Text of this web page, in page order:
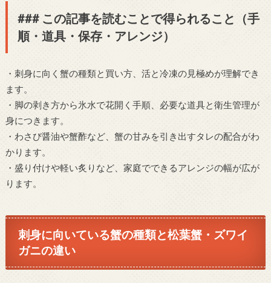
### この記事を読むことで得られること（手
順・道具・保存・アレンジ）
・刺身に向く蟹の種類と買い方、活と冷凍の見極めが理解でき
ます。
・脚の剥き方から氷水で花開く手順、必要な道具と衛生管理が
身につきます。
・わさび醤油や蟹酢など、蟹の甘みを引き出すタレの配合がわ
かります。
・盛り付けや軽い炙りなど、家庭でできるアレンジの幅が広が
ります。
刺身に向いている蟹の種類と松葉蟹・ズワイ
ガニの違い